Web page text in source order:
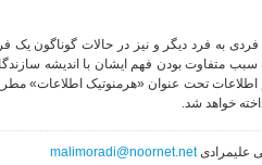
فردی به فرد دیگر و نیز در حالات گوناگون
متفاوت بودن فهم ایشان با اندیشه
اطلاعات تحت عنوان «هرمنوتیک اطلاعات»
خواهد شد.
علیمرادیmalimoradi@noornet.net